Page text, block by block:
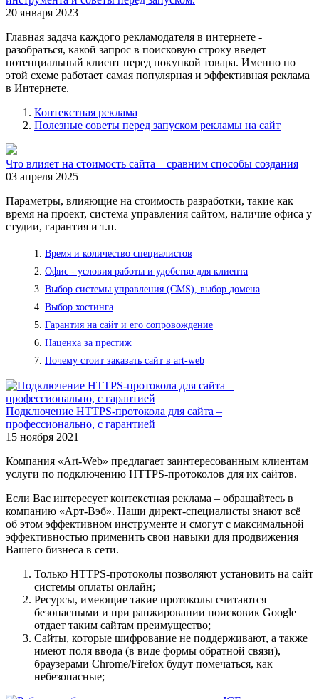
20 января 2023
Главная задача каждого рекламодателя в интернете -
разобраться, какой запрос в поисковую строку введет
потенциальный клиент перед покупкой товара. Именно по
этой схеме работает самая популярная и эффективная реклама
в Интернете.
Контекстная реклама
Полезные советы перед запуском рекламы на сайт
Что влияет на стоимость сайта – сравним способы создания
03 апреля 2025
Параметры, влияющие на стоимость разработки, такие как
время на проект, система управления сайтом, наличие офиса у
студии, гарантия и т.п.
Время и количество специалистов
Офис - условия работы и удобство для клиента
Выбор системы управления (CMS), выбор домена
Выбор хостинга
Гарантия на сайт и его сопровождение
Наценка за престиж
Почему стоит заказать сайт в art-web
Подключение HTTPS-протокола для сайта –
профессионально, с гарантией
15 ноября 2021
Компания «Art-Web» предлагает заинтересованным клиентам
услуги по подключению HTTPS-протоколов для их сайтов.
Если Вас интересует контекстная реклама – обращайтесь в
компанию «Арт-Вэб». Наши директ-специалисты знают всё
об этом эффективном инструменте и смогут с максимальной
эффективностью применить свои навыки для продвижения
Вашего бизнеса в сети.
Только HTTPS-протоколы позволяют установить на сайт
системы оплаты онлайн;
Ресурсы, имеющие такие протоколы считаются
безопасными и при ранжировании поисковик Google
отдает таким сайтам преимущество;
Сайты, которые шифрование не поддерживают, а также
имеют поля ввода (в виде формы обратной связи),
браузерами Chrome/Firefox будут помечаться, как
небезопасные;